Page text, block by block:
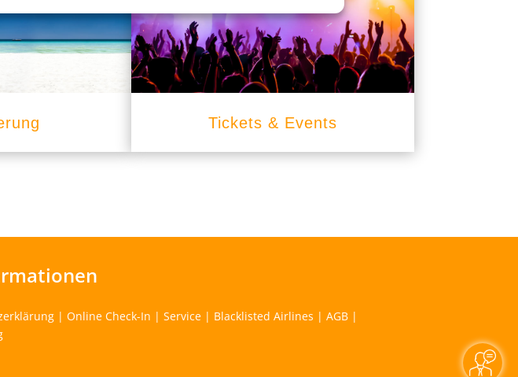
Tickets & Events
| Online Check-In | Service| Blacklisted Airlines | AGB|